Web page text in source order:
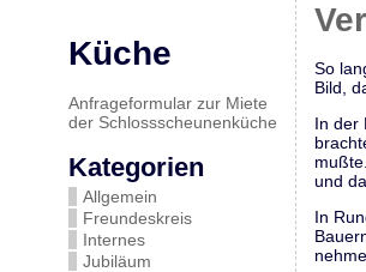
Küche
Anfrageformular zur Miete
der Schlossscheunenküche
Kategorien
Allgemein
Freundeskreis
Internes
Jubiläum
So
Bild,
In der
und
In